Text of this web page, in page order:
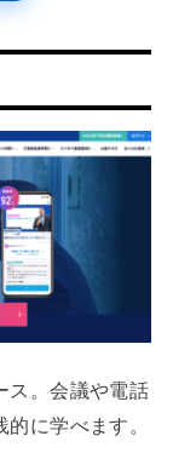
ス。会議や電話
に学べます。